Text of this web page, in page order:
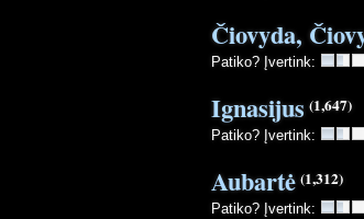
Čiovyda,
Patiko? Įvertink:
Ignasijus (1,647)
Patiko? Įvertink:
Aubartė (1,312)
Patiko? Įvertink: